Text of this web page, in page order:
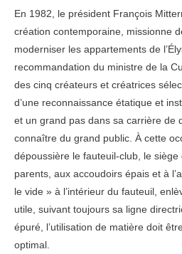
En 1982, le président François
création contemporaine, missionne
moderniser les appartements de
recommandation du ministre de la
des cinq créateurs et créatrices
d’une reconnaissance étatique et
et un grand pas dans sa carrière de
connaître du grand public. À cette
dépoussière le fauteuil-club, le
parents, aux accoudoirs épais et à
le vide » à l’intérieur du fauteuil,
utile, suivant toujours sa ligne
épuré, l’utilisation de matière doit
optimal.